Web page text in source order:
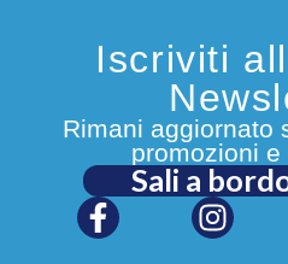
Iscriviti
Rimani aggiornato
promozioni
Sali a